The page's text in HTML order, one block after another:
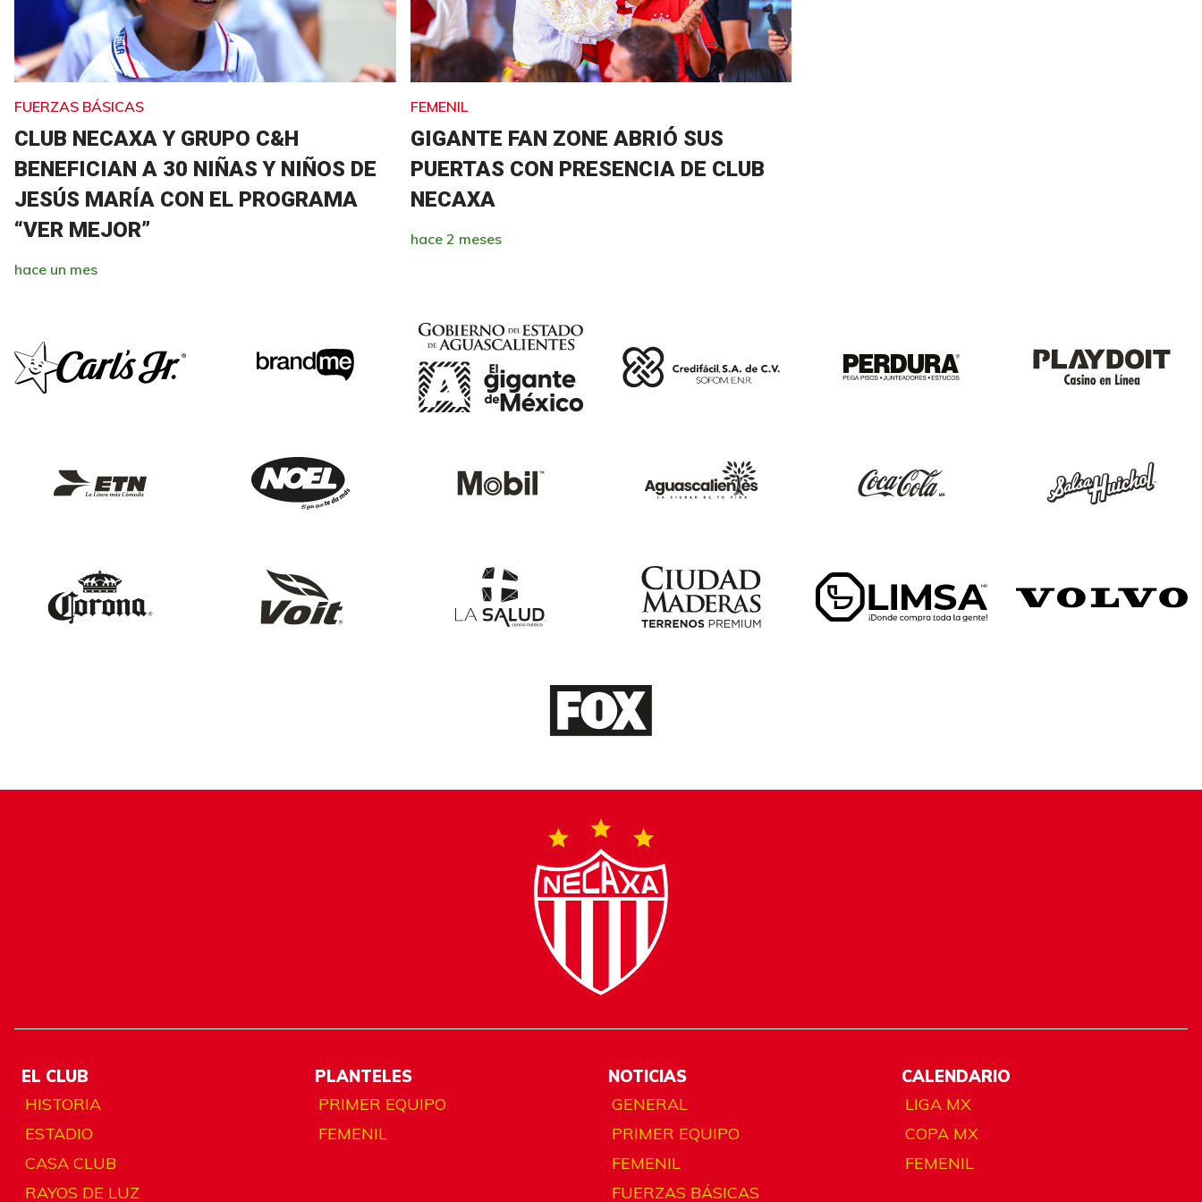
FUERZAS BÁSICAS
CLUB NECAXA Y GRUPO C&H
BENEFICIAN A 30 NIÑAS Y NIÑOS DE
JESÚS MARÍA CON EL PROGRAMA
“VER MEJOR”
hace un mes
FEMENIL
GIGANTE FAN ZONE ABRIÓ SUS
PUERTAS CON PRESENCIA DE CLUB
NECAXA
hace 2 meses
EL CLUB
HISTORIA
ESTADIO
CASA CLUB
RAYOS DE LUZ
PLANTELES
PRIMER EQUIPO
FEMENIL
NOTICIAS
GENERAL
PRIMER EQUIPO
FEMENIL
FUERZAS BÁSICAS
CALENDARIO
LIGA MX
COPA MX
FEMENIL